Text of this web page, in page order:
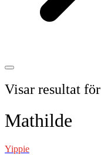
Visar resultat för
Mathilde
Yippie